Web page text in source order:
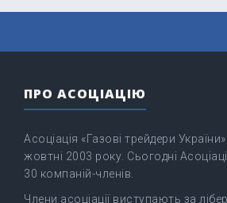
ПРО АСОЦІАЦІЮ
Асоціація «Газові трейдери
жовтні 2003 року. Сьогодні
30 компаній-членів.
Члени асоціації виступають за